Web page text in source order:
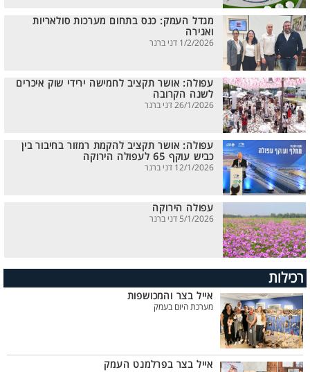
מגדל העמק: כנס בתחום מערכות סולאריות
ואגירה
1/2/2026 דני ברנר
עפולה: אושר תקציב לחמישה ירידי שוק איכרים
לשנה הקרובה
26/1/2026 דני ברנר
עפולה: אושר תקציב להקמת רמזור בחיבור בין
כביש עוקף 65 לעפולה הירוקה
12/1/2026 דני ברנר
עפולה הירוקה
5/1/2026 דני ברנר
רכילות
אייל בצר והמכושפות
מערכת היום בעמק
אייל בצר בפרלמנט העמק